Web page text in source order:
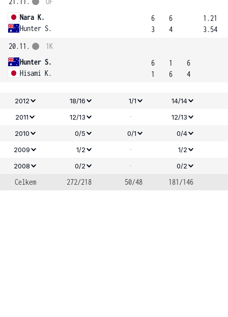
Nara K.
Hunter S.
6
3
6
4
1.21
3.54
20.11.
Hunter S.
Hisami K.
1K
6
1
1
6
6
4
2012 18/16 1/1
14/14
2011
12/13 -
12/13
2010
0/5 0/1
0/4
2009
1/2 -
1/2
2008
0/2 - 0/2
Celkem 272/218 50/48 181/146